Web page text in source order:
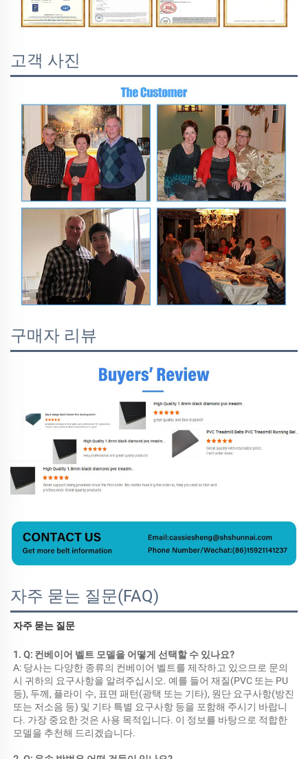
고객 사진
구매자 리뷰
자주 묻는 질문(FAQ)
자주 묻는 질문
1. Q: 컨베이어 벨트 모델을 어떻게 선택할 수 있나요?
A: 당사는 다양한 종류의 컨베이어 벨트를 제작하고 있으므로 문의
시 귀하의 요구사항을 알려주십시오. 예를 들어 재질(PVC 또는 PU
등), 두께, 플라이 수, 표면 패턴(광택 또는 기타), 원단 요구사항(방진
또는 저소음 등) 및 기타 특별 요구사항 등을 포함해 주시기 바랍니
다. 가장 중요한 것은 사용 목적입니다. 이 정보를 바탕으로 적합한
모델을 추천해 드리겠습니다.